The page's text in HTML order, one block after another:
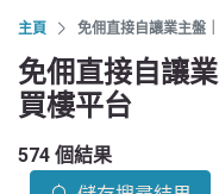
主頁 免佣直接自讓業主盤
免佣直接自讓
買樓平台
574 個結果